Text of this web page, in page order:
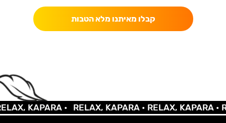
קבלו מאיתנו מלא הטבות
KAPARA • RELAX, KAPARA •RELAX, KAPARA •